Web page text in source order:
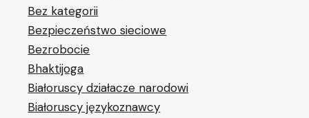
Bez kategorii
Bezpieczeństwo sieciowe
Bezrobocie
Bhaktijoga
Białoruscy działacze narodowi
Białoruscy językoznawcy